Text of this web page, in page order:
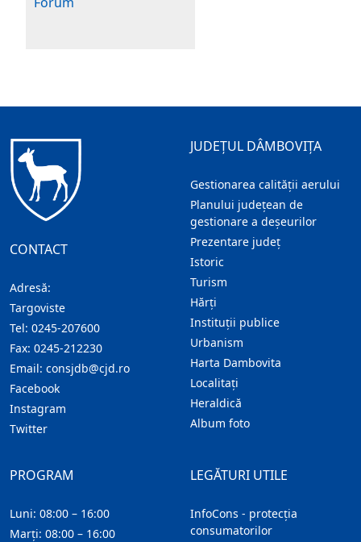
CONTACT
Adresă:
Targoviste
Tel: 0245-207600
Fax: 0245-212230
Email: consjdb@cjd.ro
Facebook
Instagram
Twitter
JUDEȚUL DÂMBOVIȚA
Gestionarea calității aerului
Planului județean de
gestionare a deșeurilor
Prezentare judeţ
Istoric
Turism
Hărţi
Instituţii publice
Urbanism
Harta Dambovita
Localitaţi
Heraldică
Album foto
LEGĂTURI UTILE
InfoCons - protecția
consumatorilor
PROGRAM
Luni: 08:00 – 16:00
Marți: 08:00 – 16:00